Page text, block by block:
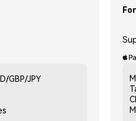
GBP/JPY